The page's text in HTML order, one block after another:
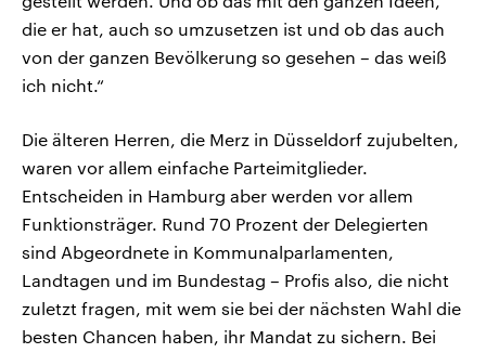
die er hat, auch so umzusetzen ist und ob das auch
von der ganzen Bevölkerung so gesehen – das weiß
ich nicht.“
Die älteren Herren, die Merz in Düsseldorf zujubelten,
waren vor allem einfache Parteimitglieder.
Entscheiden in Hamburg aber werden vor allem
Funktionsträger. Rund 70 Prozent der Delegierten
sind Abgeordnete in Kommunalparlamenten,
Landtagen und im Bundestag – Profis also, die nicht
zuletzt fragen, mit wem sie bei der nächsten Wahl die
besten Chancen haben, ihr Mandat zu sichern. Bei